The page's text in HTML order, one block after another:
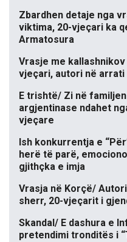
Zbardhen detaje nga
viktima, 20-vjeçari ka
Armatosura
Vrasje me
vjeçari, autori në arrati
E trishtë/ Zi në
argjentinase ndahet
vjeçare
Ish konkurrentja e
herë të parë,
gjithçka e imja
Vrasja në Korçë/
sherr, 20-vjeçarit i
Skandal/ E dashura e
pretendimi tronditës i